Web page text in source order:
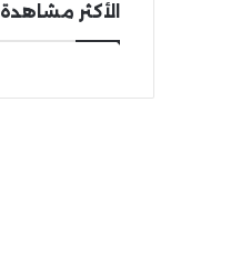
الأكثر مشاهدة